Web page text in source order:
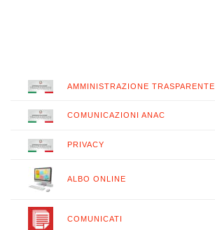
AMMINISTRAZIONE TRASPARENTE
COMUNICAZIONI ANAC
PRIVACY
ALBO ONLINE
COMUNICATI